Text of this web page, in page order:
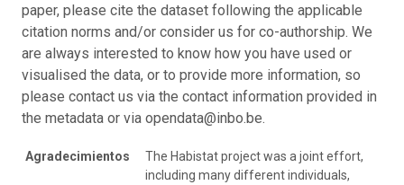
paper, please cite the dataset following the applicable
citation norms and/or consider us for co-authorship. We
are always interested to know how you have used or
visualised the data, or to provide more information, so
please contact us via the contact information provided in
the metadata or via opendata@inbo.be.
Agradecimientos
The Habistat project was a joint effort,
including many different individuals,